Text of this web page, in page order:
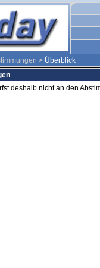
> Überblick
deshalb nicht an den